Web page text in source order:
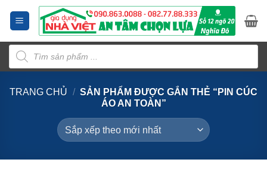
dung
Tìm
kiếm
sản
phẩm
TRANG CHỦ / SẢN PHẨM ĐƯỢC GẮN THẺ “PIN CÚC
ÁO AN TOÀN”